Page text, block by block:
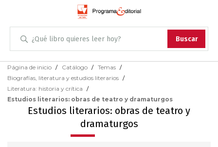
Buscar
Administración
Antropología
Arqueología
Arquitectura
Skip
Content
Página de inicio Catálogo
Temas
Biografías, literatura y estudios literarios
Literatura: historia y crítica
Estudios literarios: obras de teatro y dramaturgos
Estudios literarios: obras de teatro y
dramaturgos